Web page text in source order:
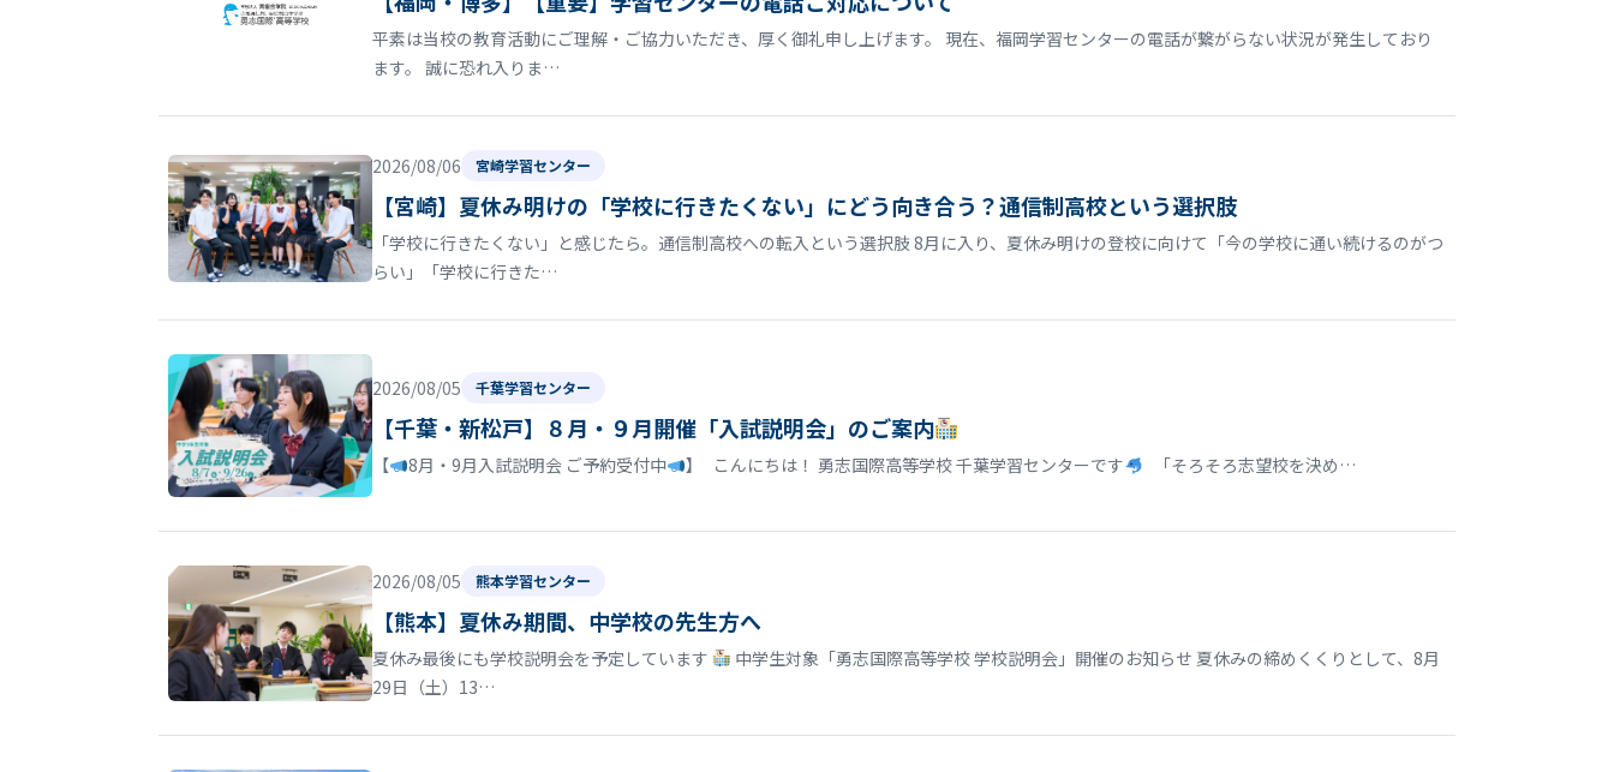
平素は当校の教育活動にご理解・ご協力いただき、厚く御礼申し上げます。 現在、福岡学習センターの電話が繋がらない状況が発生しており
ます。 誠に恐れ入りま…
2026/08/06 宮崎学習センター
【宮崎】夏休み明けの「学校に行きたくない」にどう向き合う？通信制高校という選択肢
「学校に行きたくない」と感じたら。通信制高校への転入という選択肢 8月に入り、夏休み明けの登校に向けて「今の学校に通い続けるのがつ
らい」「学校に行きた…
2026/08/05 千葉学習センター
【千葉・新松戸】８月・９月開催「入試説明会」のご案内
【 8月・9月入試説明会 ご予約受付中 】 こんにちは！ 勇志国際高等学校 千葉学習センターです 「そろそろ志望校を決め…
2026/08/05 熊本学習センター
【熊本】夏休み期間、中学校の先生方へ
夏休み最後にも学校説明会を予定しています
中学生対象「勇志国際高等学校 学校説明会」開催のお知らせ 夏休みの締めくくりとして、8月
29日（土）13…